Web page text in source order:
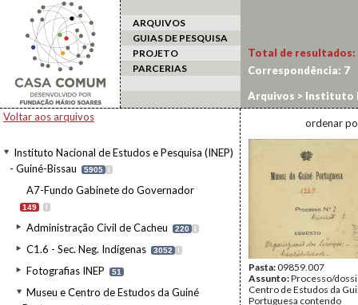
ARQUIVOS
GUIAS DE PESQUISA
PROJETO
PARCERIAS
Voltar aos arquivos
Instituto Nacional de Estudos e Pesquisa (INEP)
- Guiné-Bissau
5905 I
A7-Fundo Gabinete do Governador
149 I
Administração Civil de Cacheu 220 I
C1.6 - Sec. Neg. Indígenas 3052 I
Fotografias INEP 51
Museu e Centro de Estudos da Guiné
Total de resultados:
Correspondência: 7
Arquivos > Instituto
da Guiné Portuguesa
ordenar
Pasta:09859.007
Assunto:Processo/
Centro de Estudos da
Portuguesa contendo